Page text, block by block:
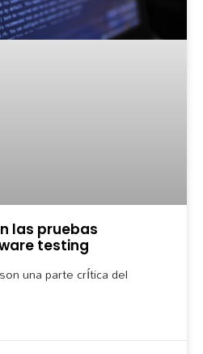
las pruebas
testing
una parte crítica del